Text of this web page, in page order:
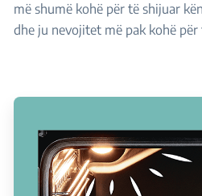
më shumë kohë për të shijuar
dhe ju nevojitet më pak kohë për